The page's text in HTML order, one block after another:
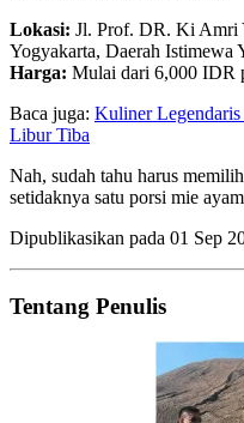
Lokasi: Jl. Prof. DR. Ki Amri
Yogyakarta, Daerah Istimewa
Harga: Mulai dari 6,000 IDR
Baca juga: Kuliner Legendaris
Libur Tiba
Nah, sudah tahu harus
setidaknya satu porsi mie
Dipublikasikan pada 01 Sep
Tentang Penulis